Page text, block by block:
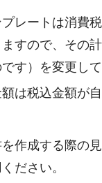
プレートは消費
すので、その
す）を変更し
は税込金額が
作成する際の
ださい。